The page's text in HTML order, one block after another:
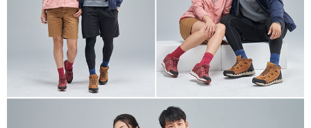
每筆NT$80，滿NT$699(含以上)免運費